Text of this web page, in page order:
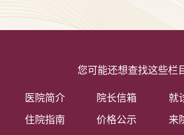
您可能还想查找这些栏
医院简介 院长信箱
就
住院指南
价格公示
来